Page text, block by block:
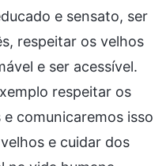
e sensato, ser
respeitar os velhos
e ser acessível.
respeitar os
comunicaremos isso
e cuidar dos